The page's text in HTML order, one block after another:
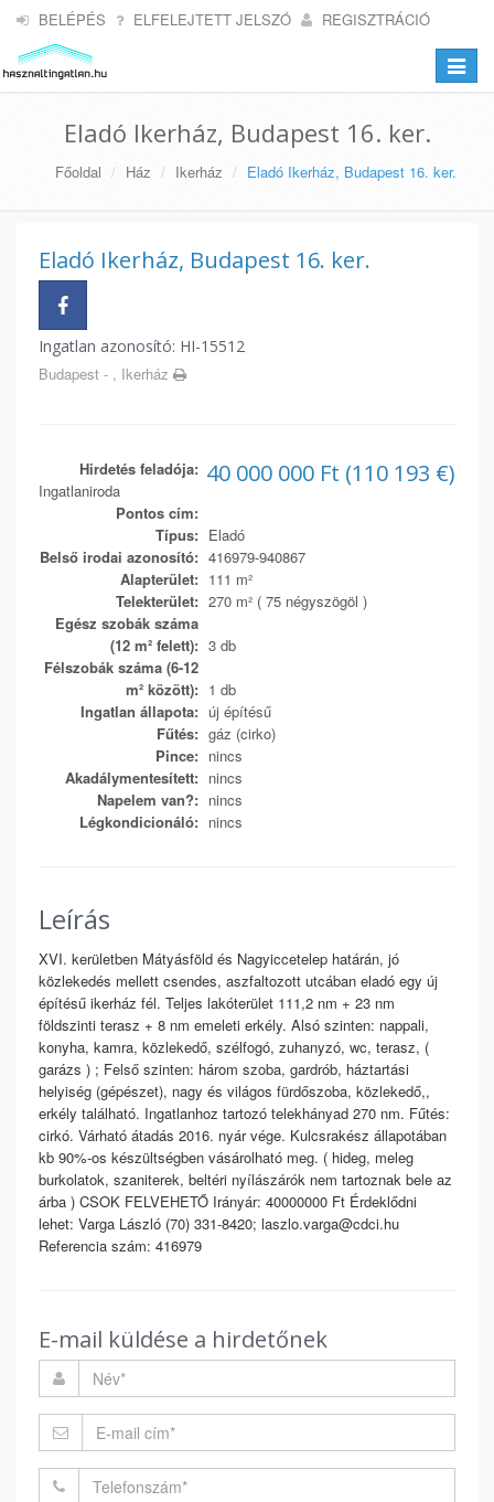
BELÉPÉS ELFELEJTETT JELSZÓ REGISZTRÁCIÓ
Toggle
Eladó Ikerház, Budapest 16. ker.
Főoldal Ház Ikerház Eladó Ikerház, Budapest 16. ker.
Eladó Ikerház, Budapest 16. ker.
Ingatlan azonosító: HI-15512
Budapest - , Ikerház
40 000 000 Ft (110 193 €)
Hirdetés feladója:
Ingatlaniroda
Pontos cím:
Típus: Eladó
Belső irodai azonosító: 416979-940867
Alapterület: 111 m²
Telekterület: 270 m² ( 75 négyszögöl )
Egész szobák száma
(12 m² felett): 3 db
Félszobák száma (6-12
m² között): 1 db
Ingatlan állapota: új építésű
Fűtés: gáz (cirko)
Pince: nincs
Akadálymentesített: nincs
Napelem van?: nincs
Légkondicionáló: nincs
Leírás
XVI. kerületben Mátyásföld és Nagyiccetelep határán, jó
közlekedés mellett csendes, aszfaltozott utcában eladó egy új
építésű ikerház fél. Teljes lakóterület 111,2 nm + 23 nm
földszinti terasz + 8 nm emeleti erkély. Alsó szinten: nappali,
konyha, kamra, közlekedő, szélfogó, zuhanyzó, wc, terasz, (
garázs ) ; Felső szinten: három szoba, gardrób, háztartási
helyiség (gépészet), nagy és világos fürdőszoba, közlekedő,,
erkély található. Ingatlanhoz tartozó telekhányad 270 nm. Fűtés:
cirkó. Várható átadás 2016. nyár vége. Kulcsrakész állapotában
kb 90%-os készültségben vásárolható meg. ( hideg, meleg
burkolatok, szaniterek, beltéri nyílászárók nem tartoznak bele az
árba ) CSOK FELVEHETŐ Irányár: 40000000 Ft Érdeklődni
lehet: Varga László (70) 331-8420; laszlo.varga@cdci.hu
Referencia szám: 416979
E-mail küldése a hirdetőnek